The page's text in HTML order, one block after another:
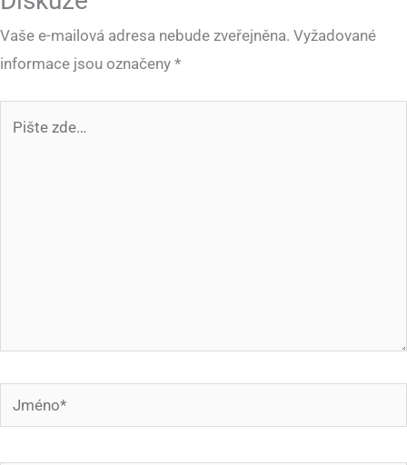
Vaše e-mailová adresa nebude zveřejněna. Vyžadované
informace jsou označeny *
Jméno*